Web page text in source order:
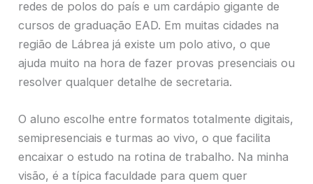
redes de polos do país e um cardápio gigante de
cursos de graduação EAD. Em muitas cidades na
região de Lábrea já existe um polo ativo, o que
ajuda muito na hora de fazer provas presenciais ou
resolver qualquer detalhe de secretaria.
O aluno escolhe entre formatos totalmente digitais,
semipresenciais e turmas ao vivo, o que facilita
encaixar o estudo na rotina de trabalho. Na minha
visão, é a típica faculdade para quem quer